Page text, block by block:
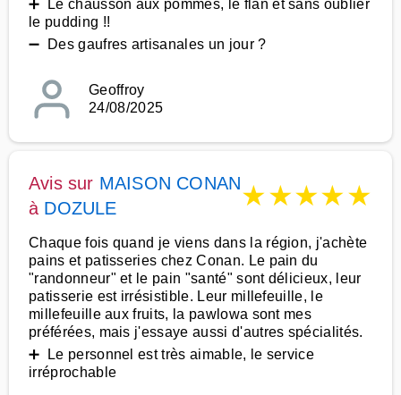
➕ Le chausson aux pommes, le flan et sans oublier
le pudding !!
➖ Des gaufres artisanales un jour ?
Geoffroy
24/08/2025
Avis sur MAISON CONAN
à DOZULE ★★★★★
Chaque fois quand je viens dans la région, j'achète
pains et patisseries chez Conan. Le pain du
"randonneur" et le pain "santé" sont délicieux, leur
patisserie est irrésistible. Leur millefeuille, le
millefeuille aux fruits, la pawlowa sont mes
préférées, mais j'essaye aussi d'autres spécialités.
➕ Le personnel est très aimable, le service
irréprochable